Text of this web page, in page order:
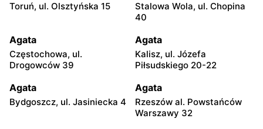
Toruń, ul. Olsztyńska 15
Stalowa Wola, ul. Chopina
40
Agata
Częstochowa, ul.
Drogowców 39
Agata
Kalisz, ul. Józefa
Piłsudskiego 20-22
Agata
Bydgoszcz, ul. Jasiniecka 4
Agata
Rzeszów al. Powstańców
Warszawy 32